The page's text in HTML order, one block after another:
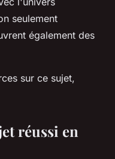
seulement
également des
sur ce sujet,
réussi en